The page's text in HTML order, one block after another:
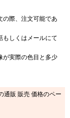
際、注文可能であ
しくはメールにて
が実際の色目と多少
通販 販売 価格のペー